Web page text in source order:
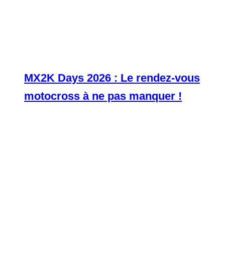
MX2K Days 2026 : Le rendez-vous
motocross à ne pas manquer !